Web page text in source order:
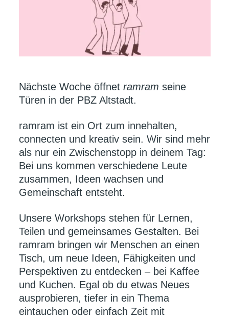
Nächste Woche öffnet ramram seine
Türen in der PBZ Altstadt.
ramram ist ein Ort zum innehalten,
connecten und kreativ sein. Wir sind mehr
als nur ein Zwischenstopp in deinem Tag:
Bei uns kommen verschiedene Leute
zusammen, Ideen wachsen und
Gemeinschaft entsteht.
Unsere Workshops stehen für Lernen,
Teilen und gemeinsames Gestalten. Bei
ramram bringen wir Menschen an einen
Tisch, um neue Ideen, Fähigkeiten und
Perspektiven zu entdecken – bei Kaffee
und Kuchen. Egal ob du etwas Neues
ausprobieren, tiefer in ein Thema
eintauchen oder einfach Zeit mit